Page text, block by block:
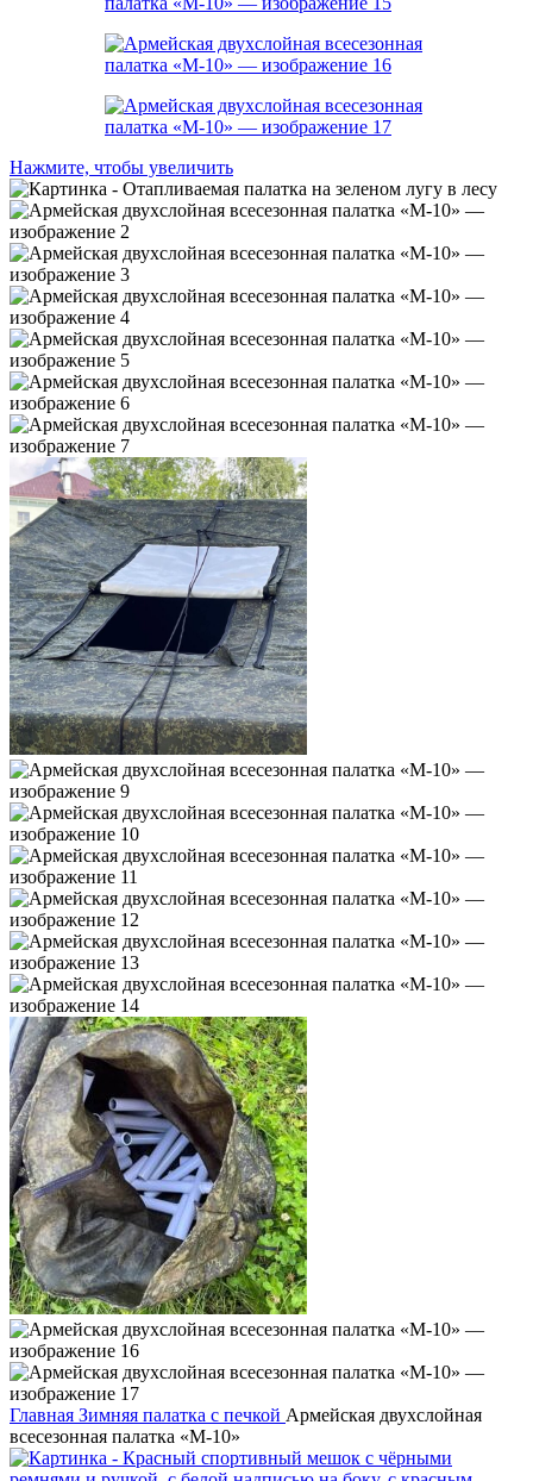
Нажмите, чтобы увеличить
Главная Зимняя палатка с печкой Армейская двухслойная
всесезонная палатка «М-10»